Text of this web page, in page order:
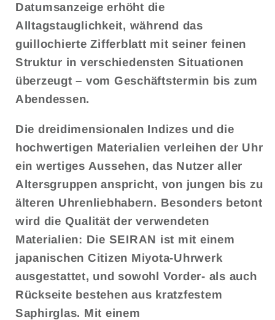
Datumsanzeige erhöht die
Alltagstauglichkeit, während das
guillochierte Zifferblatt mit seiner feinen
Struktur in verschiedensten Situationen
überzeugt – vom Geschäftstermin bis zum
Abendessen.
Die dreidimensionalen Indizes und die
hochwertigen Materialien verleihen der Uhr
ein wertiges Aussehen, das Nutzer aller
Altersgruppen anspricht, von jungen bis zu
älteren Uhrenliebhabern. Besonders betont
wird die Qualität der verwendeten
Materialien: Die SEIRAN ist mit einem
japanischen Citizen Miyota-Uhrwerk
ausgestattet, und sowohl Vorder- als auch
Rückseite bestehen aus kratzfestem
Saphirglas. Mit einem